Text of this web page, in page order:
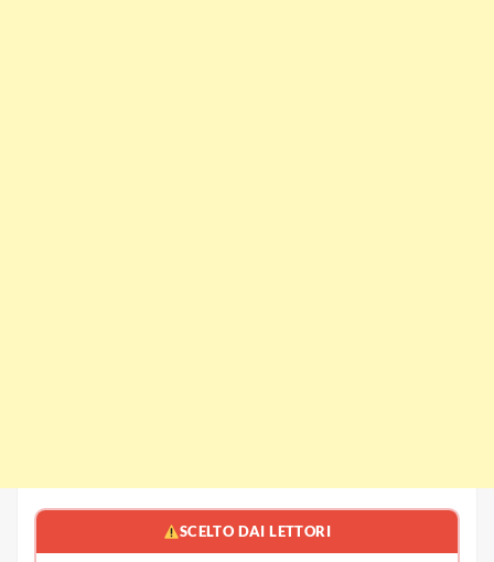
SCELTO DAI LETTORI